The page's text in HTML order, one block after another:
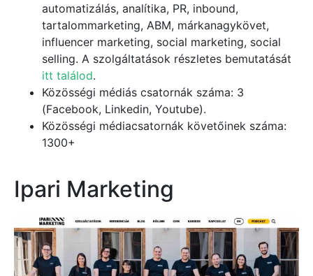
automatizálás, analítika, PR, inbound,
tartalommarketing, ABM, márkanagykövet,
influencer marketing, social marketing, social
selling. A szolgáltatások részletes bemutatását
itt találod.
Közösségi médiás csatornák száma: 3
(Facebook, Linkedin, Youtube).
Közösségi médiacsatornák követőinek száma:
1300+
Ipari Marketing